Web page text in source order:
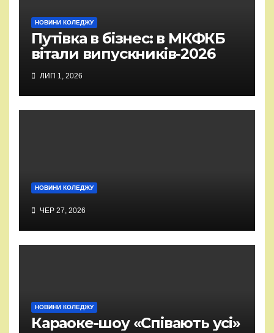
НОВИНИ КОЛЕДЖУ
Путівка в бізнес: в МКФКБ
вітали випускників-2026
ЛИП 1, 2026
НОВИНИ КОЛЕДЖУ
ЧЕР 27, 2026
НОВИНИ КОЛЕДЖУ
Караоке-шоу «Співають усі»